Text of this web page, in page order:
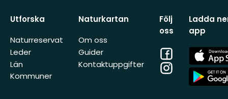
Utforska
Naturreservat
Leder
Län
Kommuner
Naturkartan
Om oss
Guider
Kontaktuppgifter
Följ
oss
Facebook
Instagram
Ladda
app
App
Store
App
Store